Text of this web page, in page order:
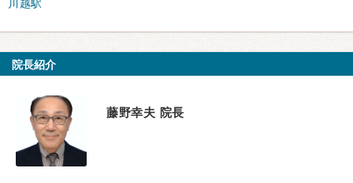
川越駅
院長紹介
藤野幸夫 院長